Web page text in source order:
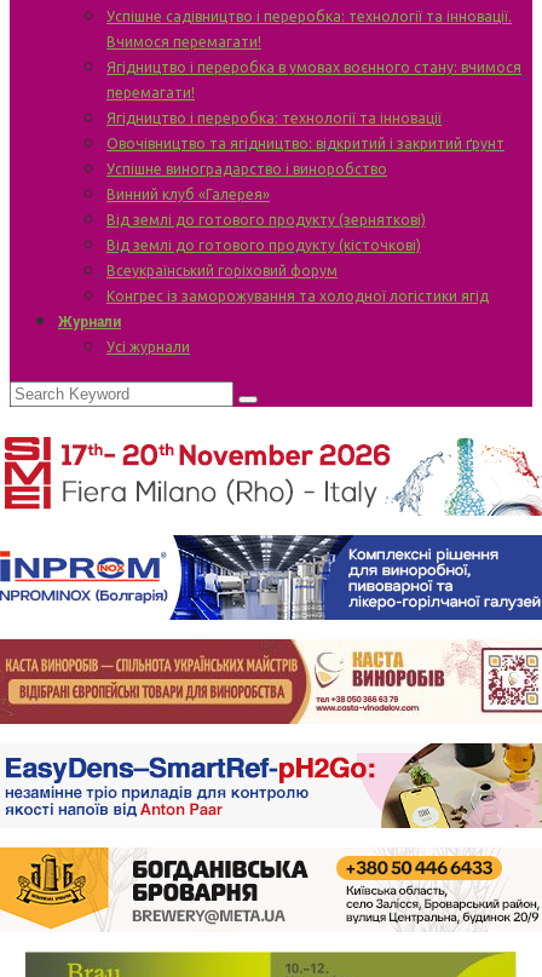
Успішне садівництво і переробка: технології та інновації.
Вчимося перемагати!
Ягідництво і переробка в умовах воєнного стану: вчимося
перемагати!
Ягідництво і переробка: технології та інновації
Овочівництво та ягідництво: відкритий і закритий ґрунт
Успішне виноградарство і виноробство
Винний клуб «Галерея»
Від землі до готового продукту (зерняткові)
Від землі до готового продукту (кісточкові)
Всеукраїнський горіховий форум
Конгрес із заморожування та холодної логістики ягід
Журнали
Усі журнали